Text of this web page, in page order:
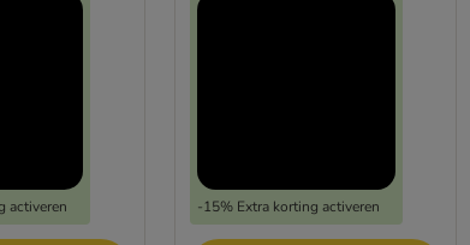
activeren -15% Extra korting activeren